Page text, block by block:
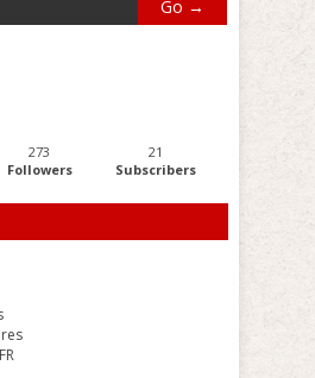
273
Followers
21
Subscribers